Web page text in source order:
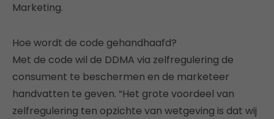
Marketing.
Hoe wordt de code gehandhaafd?
Met de code wil de DDMA via zelfregulering de
consument te beschermen en de marketeer
handvatten te geven. “Het grote voordeel van
zelfregulering ten opzichte van wetgeving is dat wij